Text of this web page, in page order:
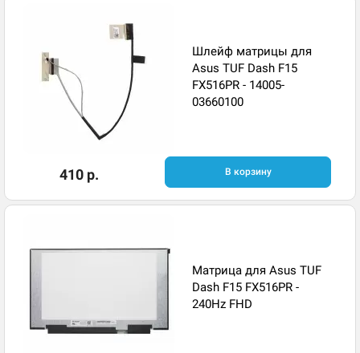
Шлейф матрицы для
Asus TUF Dash F15
FX516PR - 14005-
03660100
410 р. В корзину
Матрица для Asus TUF
Dash F15 FX516PR -
240Hz FHD